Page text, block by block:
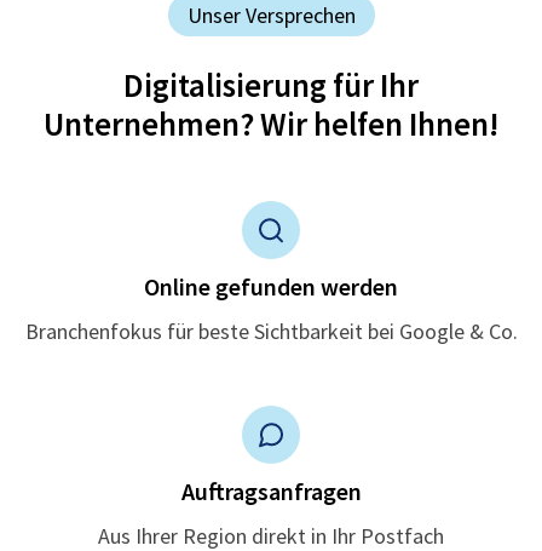
Unser Versprechen
Digitalisierung für Ihr
Unternehmen? Wir helfen Ihnen!
Online gefunden werden
Branchenfokus für beste Sichtbarkeit bei Google & Co.
Auftragsanfragen
Aus Ihrer Region direkt in Ihr Postfach